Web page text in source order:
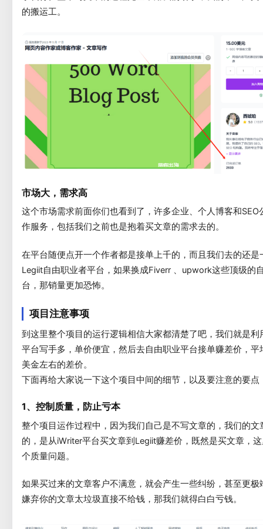
的搬运工。
市场大，需求高
这个市场需求前面你们也看到了，许多企业、个人博客和SEO
作服务，包括我们之前也是抱着买文章的需求去的。
在平台随便点开一个作者都是接单上千的，而且我们去的还是
Legiit自由职业者平台，如果换成Fiverr 、upwork这些顶级的
台，那销量更加恐怖。
项目注意事项
到这里整个项目的运行逻辑相信大家都清楚了吧，我们就是利
平台写手多，单价便宜，然后去自由职业平台接单赚差价，平
美金左右的差价。
下面再给大家说一下这个项目中间的细节，以及要注意的要点
1、控制质量，防止亏本
整个项目运作过程中，因为我们自己是不写文章的，我们的文
的，是从iWriter平台买文章到Legiit赚差价，既然是买文章，
个质量问题。
如果买过来的文章客户不满意，就会产生一些纠纷，甚至更极
嫌弃你的文章太垃圾直接不给钱，那我们就得白白亏钱。